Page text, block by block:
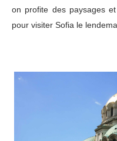
on profite des paysages
pour visiter Sofia le